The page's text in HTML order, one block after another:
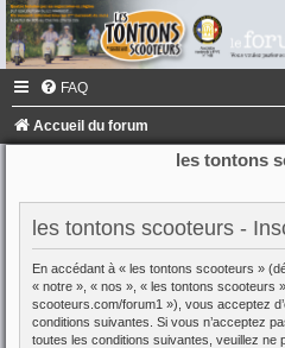
FAQ
Accueil du forum
les tontons
les tontons scooteurs -
En accédant à « les tontons scooteurs »
« notre », « nos », « les tontons scooteurs
scooteurs.com/forum1 »), vous acceptez
conditions suivantes. Si vous n’acceptez
toutes les conditions suivantes, veuillez ne